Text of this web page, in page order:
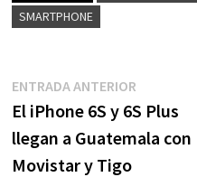
SMARTPHONE
Navegación
de
entradas
ENTRADA ANTERIOREntrada
anterior:
El iPhone 6S y 6S Plus
llegan a Guatemala con
Movistar y Tigo